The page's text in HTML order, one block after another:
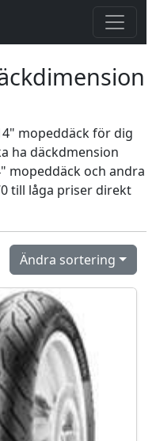
mopeddäck för dig
ha däckdmension
mopeddäck och andra
till låga priser direkt
Ändra sortering